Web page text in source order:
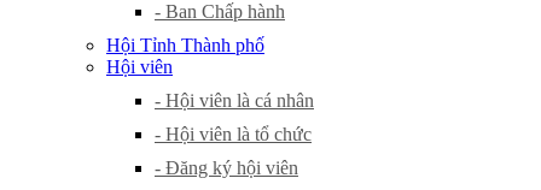
- Ban Chấp hành
Hội Tỉnh Thành phố
Hội viên
- Hội viên là cá nhân
- Hội viên là tổ chức
- Đăng ký hội viên